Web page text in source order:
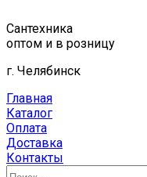
к
содержимому
Сантехника
оптом и в розницу
г. Челябинск
Главная
Каталог
Оплата
Доставка
Контакты